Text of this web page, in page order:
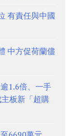
有責任與中國
中方促荷蘭儘
1.6倍、一手
板新「超購